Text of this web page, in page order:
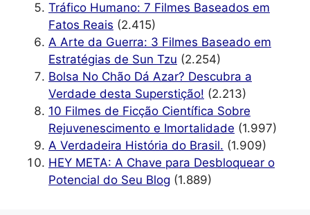
Tráfico Humano: 7 Filmes Baseados em
Fatos Reais (2.415)
A Arte da Guerra: 3 Filmes Baseado em
Estratégias de Sun Tzu (2.254)
Bolsa No Chão Dá Azar? Descubra a
Verdade desta Superstição! (2.213)
10 Filmes de Ficção Científica Sobre
Rejuvenescimento e Imortalidade (1.997)
A Verdadeira História do Brasil. (1.909)
HEY META: A Chave para Desbloquear o
Potencial do Seu Blog (1.889)